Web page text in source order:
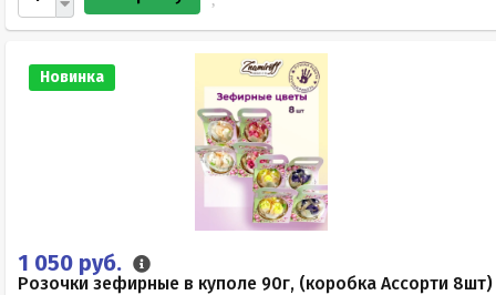
Новинка
1 050 руб.
Розочки зефирные в куполе 90г, (коробка Ассорти 8шт)